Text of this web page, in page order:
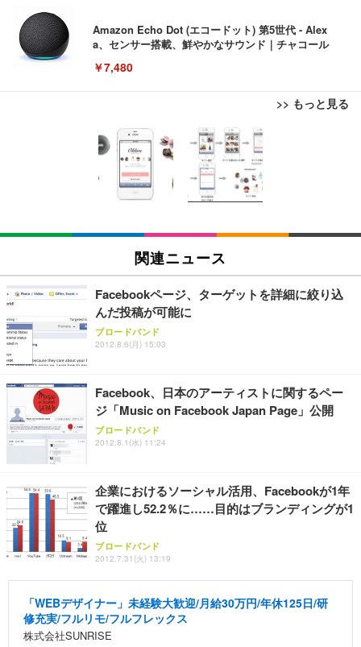
Amazon Echo Dot (エコードット) 第5世代 - Alex
a、センサー搭載、鮮やかなサウンド｜チャコール
￥7,480
>> もっと見る
[EdoErgo] オフィスチェア 椅子 テレワーク 疲れな
い 跳ね上げ式アームレスト コンパクト 約105度ロッ
キング pc 事務椅子 360度回転 座面昇降 強化ナイロ
ン樹脂ベース 通気性メッシュ 在宅ワーク H-WY01
(黒網+黒枠+黒足)
￥5,699
SIHOO B100 オフィスチェア／デスクチェア メッシ
ュチェア 人間工学 疲れない ブラック
￥27,999
Sezlife オフィスチェア デスクチェア 疲れない テレ
ワーク チェア 強化バックレスト 30度ロッキング機
能 人間工学 椅子 腰サポート 90度跳ね上げ式アーム
務用 おしゃれ パソコンチェア (ブラック)
Sezlife オフィスチェア デスクチェア 疲れない テレ
ワーク チェア 強化バックレスト 30度ロッキング機
能 人間工学 椅子 腰サポート 90度跳ね上げ式アーム
務用 おしゃれ パソコンチェア (ホワイト)
ANDWINT オフィスチェア デスクチェア 肘なし メ
ッシュ 通気性 ランバーサポート付き 腰サポート ガ
ス圧無段階昇降 360度回転 キャスター付き コンパク
ト 幅52×奥行58.5×高さ84～96cm テレワーク 在宅
￥4,139
EIZO ビジネス向けプレミアムモニター | FlexScan
EV3240X-WT | 31.5型4K UHD・USB Type-C・ホワ
￥105,595
EIZO ビジネス向けプレミアムモニター | FlexScan
￥109,572
【純正品】27"ゲーミングモニター DualSense 充電
フック付き（CFI-ZDM1J）
【整備済み品】Dell E2724HS 27インチ 液晶モニタ
ー フルHD（1920×1080）VA 非光沢 HDMI/DisplayP
ort/VGA スピーカー内蔵 高さ調整 スイベル VESA対
【MiniLED/24.5inch/280Hz/FHD】GRAPHT THE S
HOOTER Gaming Monitor 24” Essential ゲーミン
グモニター QD 24.5インチ 1ms FHD 量子ドット 残
像低減 (3年保証 | 輝点保証 | 日本メーカー)
￥34,980
Amazonベーシック ペットシーツ 薄型 レギュラー 1
回使い捨て 無香料 ホワイト 300枚
￥3,373
Amazonベーシック ペットシーツ 厚型 ワイド 42枚
x2袋(84枚) ホワイト(吸収面:ライトブルー)
￥3,234
ネオ・ルーライフ ネオ・オムツ L 中型犬用 26枚入
り 単品
Smart Basic(スマートベーシック) 【Amazon.co.jp
限定】 Smart Basic アイリスオーヤマ ペットシーツ
超厚型 お徳用 ワイド 100枚入 (x 1) (ケース販売)
アイリスオーヤマ ペットシーツ 超厚型 お徳用 レギ
ュラー 200枚入【Amazon.co.jp限定】
￥3,731
関連ニュース
Facebookページ、ターゲットを詳細に絞り込
んだ投稿が可能に
ブロードバンド
2012.8.6(月) 15:03
Facebook、日本のアーティストに関するペー
ジ「Music on Facebook Japan Page」公開
ブロードバンド
2012.8.1(水) 11:24
企業におけるソーシャル活用、Facebookが1年
で躍進し52.2％に……目的はブランディングが1
位
ブロードバンド
2012.7.31(火) 13:19
「WEBデザイナー」未経験大歓迎/月給30万円/年休125日/研
修充実/フルリモ/フルフレックス
株式会社SUNRISE